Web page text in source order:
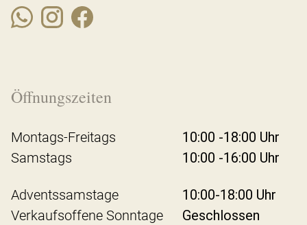
Öffnungszeiten
Montags-Freitags
10:00 -18:00 Uhr
Samstags
10:00 -16:00 Uhr
Adventssamstage
10:00-18:00 Uhr
Verkaufsoffene Sonntage
Geschlossen